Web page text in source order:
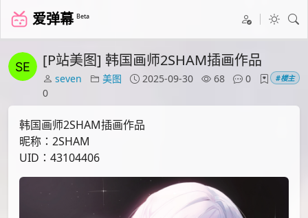
爱弹幕 Beta
[P站美图] 韩国画师2SHAM插画作品
seven 美图 2025-09-30 68
0
0
#楼主
韩国画师2SHAM插画作品
昵称：2SHAM
UID：43104406